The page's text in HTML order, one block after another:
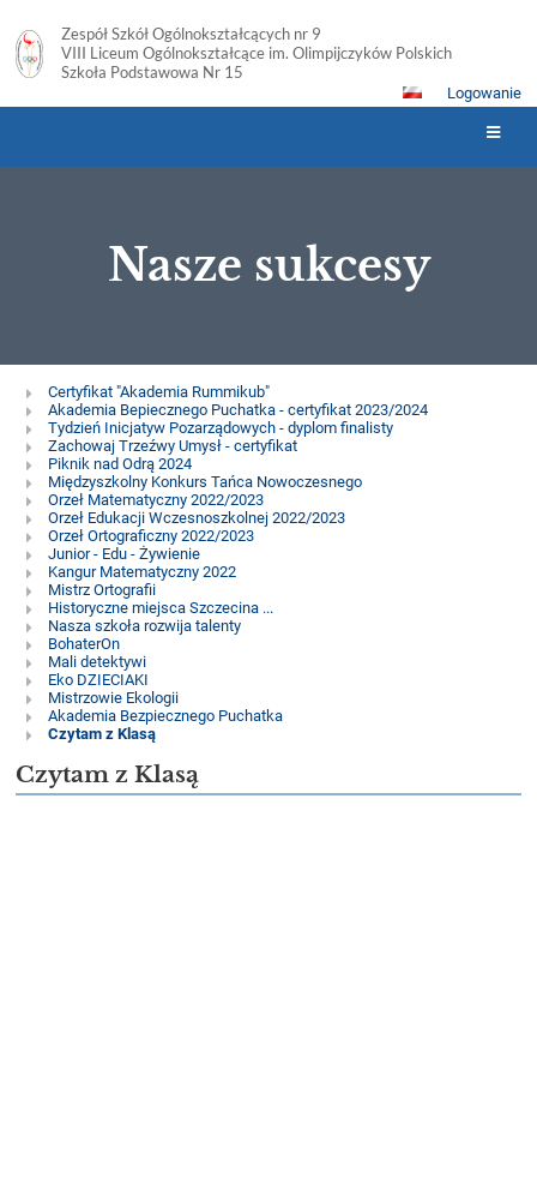
Zespół Szkół Ogólnokształcących nr 9
VIII Liceum Ogólnokształcące im. Olimpijczyków Polskich
Szkoła Podstawowa Nr 15
Logowanie
Nasze sukcesy
Nasze
sukcesy
Certyfikat "Akademia Rummikub"
Akademia Bepiecznego Puchatka - certyfikat 2023/2024
Tydzień Inicjatyw Pozarządowych - dyplom finalisty
Zachowaj Trzeźwy Umysł - certyfikat
Piknik nad Odrą 2024
Międzyszkolny Konkurs Tańca Nowoczesnego
Orzeł Matematyczny 2022/2023
Orzeł Edukacji Wczesnoszkolnej 2022/2023
Orzeł Ortograficzny 2022/2023
Junior - Edu - Żywienie
Kangur Matematyczny 2022
Mistrz Ortografii
Historyczne miejsca Szczecina ...
Nasza szkoła rozwija talenty
BohaterOn
Mali detektywi
Eko DZIECIAKI
Mistrzowie Ekologii
Akademia Bezpiecznego Puchatka
Czytam z Klasą
Czytam z Klasą